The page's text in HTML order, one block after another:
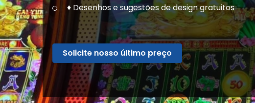
♦ Desenhos e sugestões de design gratuitos
Solicite nosso último preço